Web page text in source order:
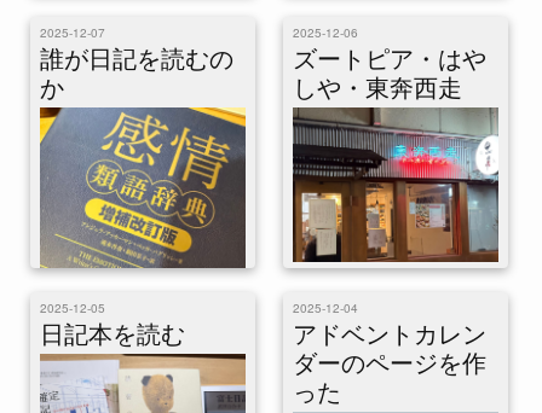
これはひとりアドベントカレン
ダー「日記ぽい」9日目の記事
です。 日記帳というものがあ
る。ダイアリーと呼ばれること
もある。ダイアリ...
ダー「日記ぽい」8日目の記事
です。ありもしないことを書い
た日記。 架空の出来事を混ぜ
た日記とか本当の...
2025-12-07
誰が日記を読むの
か
これはひとりアドベントカレン
ダー「日記ぽい」7日目の記事
です。日記の読者とは誰か。
文章の書き方指南にはたいて
2025-12-06
ズートピア・はや
しや・東奔西走
これはひとりアドベントカレン
ダー「日記ぽい」6日目の記事
です。今日は普通に日記を書
く。 中国茶用の水筒にお茶を
入れてから7時半に...
2025-12-05
日記本を読む
2025-12-04
アドベントカレン
ダーのページを作
った